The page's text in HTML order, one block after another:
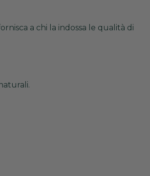
a chi la indossa le qualità di